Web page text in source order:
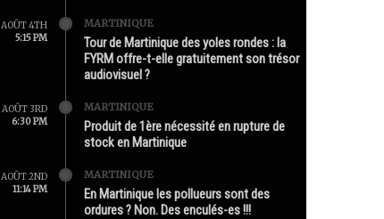
AOÛT 4TH
5:15 PM
MARTINIQUE
Tour de Martinique des yoles rondes : la
FYRM offre-t-elle gratuitement son trésor
audiovisuel ?
AOÛT 3RD
6:30 PM
MARTINIQUE
Produit de 1ère nécessité en rupture de
stock en Martinique
AOÛT 2ND
11:14 PM
MARTINIQUE
En Martinique les pollueurs sont des
ordures ? Non. Des enculés-es !!!